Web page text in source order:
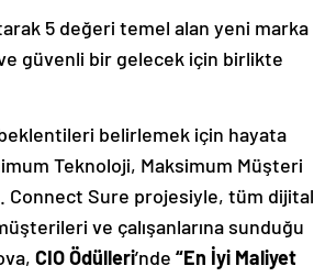
5 değeri temel alan yeni marka
ve güvenli bir gelecek için birlikte
beklentileri belirlemek için hayata
Teknoloji, Maksimum Müşteri
Connect Sure projesiyle, tüm dijital
ve çalışanlarına sunduğu
CIO Ödülleri’nde “En İyi Maliyet